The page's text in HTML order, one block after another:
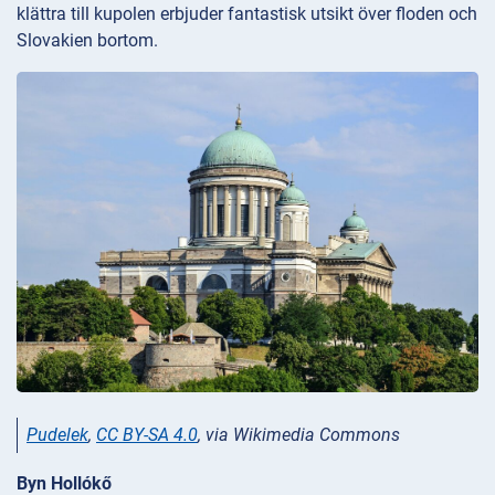
klättra till kupolen erbjuder fantastisk utsikt över floden och
Slovakien bortom.
Pudelek, CC BY-SA 4.0, via Wikimedia Commons
Byn Hollókő